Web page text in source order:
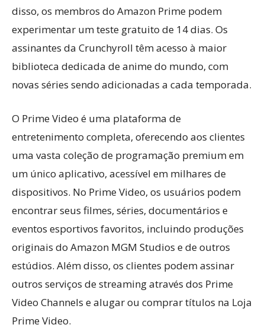
disso, os membros do Amazon Prime podem
experimentar um teste gratuito de 14 dias. Os
assinantes da Crunchyroll têm acesso à maior
biblioteca dedicada de anime do mundo, com
novas séries sendo adicionadas a cada temporada.
O Prime Video é uma plataforma de
entretenimento completa, oferecendo aos clientes
uma vasta coleção de programação premium em
um único aplicativo, acessível em milhares de
dispositivos. No Prime Video, os usuários podem
encontrar seus filmes, séries, documentários e
eventos esportivos favoritos, incluindo produções
originais do Amazon MGM Studios e de outros
estúdios. Além disso, os clientes podem assinar
outros serviços de streaming através dos Prime
Video Channels e alugar ou comprar títulos na Loja
Prime Video.